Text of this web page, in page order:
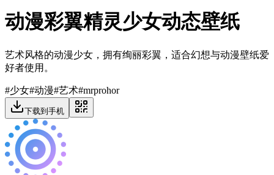
动漫彩翼精灵少女动态壁纸
艺术风格的动漫少女，拥有绚丽彩翼，适合幻想与动漫壁纸爱
好者使用。
#少女#动漫#艺术#mrprohor
下载到手机